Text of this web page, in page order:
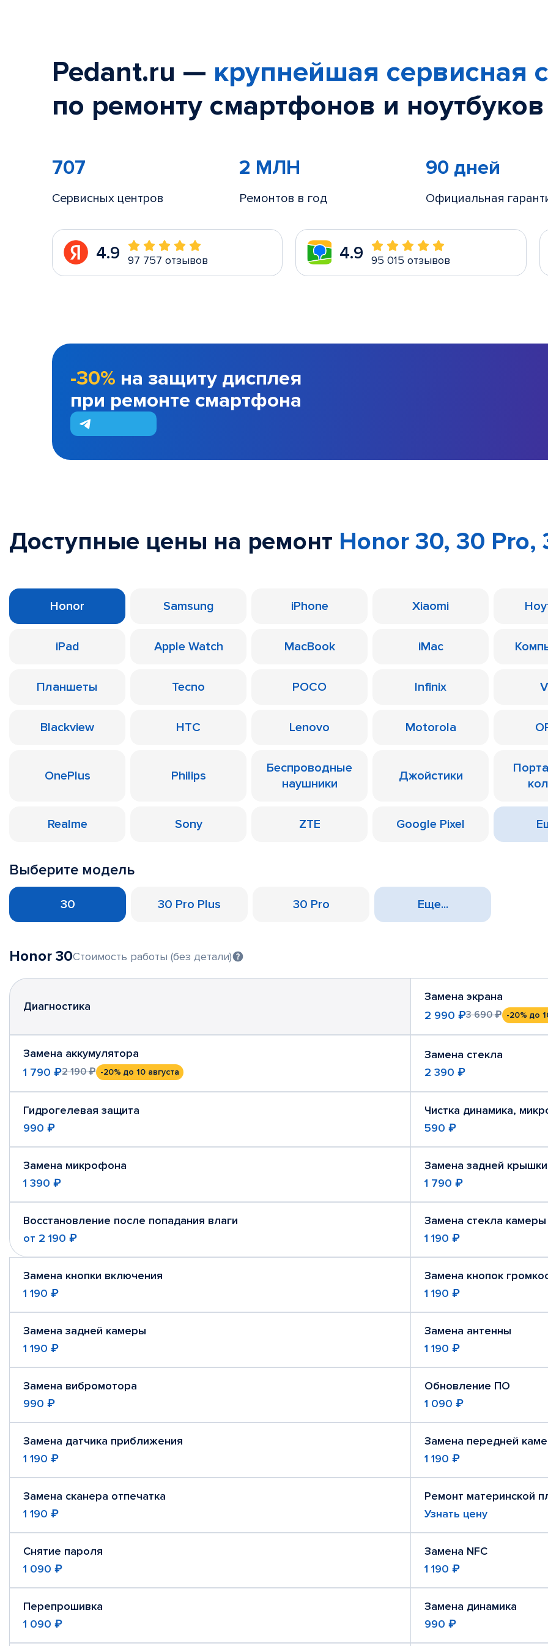
Pedant.ru — крупнейшая сервисная
по ремонту смартфонов и
707
Сервисных центров
2 МЛН
Ремонтов в год
90 дней
Официальная
4.9 97 757 отзывов 4.9 95 015 отзывов
-30% на защиту дисплея
при ремонте смартфона
Доступные цены на ремонт Honor 30, 30 Pro,
Honor Samsung iPhone Xiaomi
iPad Apple Watch MacBook iMac
Планшеты Tecno POCO Infinix
Blackview HTC Lenovo Motorola
OnePlus Philips
Беспроводные
наушники
Джойстики
Realme Sony ZTE Google Pixel
Выберите модель
30 30 Pro Plus 30 Pro Еще...
Honor 30Стоимость работы (без детали)
Диагностика
Замена экрана
2 990 ₽3 690 ₽ -20% до
Замена аккумулятора
1 790 ₽2 190 ₽ -20% до 10 августа
Замена стекла
2 390 ₽
Гидрогелевая защита
990 ₽
Чистка динамика,
590 ₽
Замена микрофона
1 390 ₽
Замена задней крышки
1 790 ₽
Восстановление после попадания влаги
от 2 190 ₽
Замена стекла камеры
1 190 ₽
Замена кнопки включения
1 190 ₽
Замена кнопок
1 190 ₽
Замена задней камеры
1 190 ₽
Замена антенны
1 190 ₽
Замена вибромотора
990 ₽
Обновление ПО
1 090 ₽
Замена датчика приближения
1 190 ₽
Замена передней
1 190 ₽
Замена сканера отпечатка
1 190 ₽
Ремонт материнской
Узнать цену
Снятие пароля
1 090 ₽
Замена NFC
1 190 ₽
Перепрошивка
1 090 ₽
Замена динамика
990 ₽